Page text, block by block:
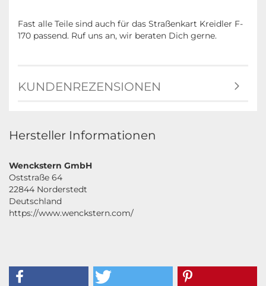
Fast alle Teile sind auch für das Straßenkart Kreidler F-
170 passend. Ruf uns an, wir beraten Dich gerne.
KUNDENREZENSIONEN
Hersteller Informationen
Wenckstern GmbH
Oststraße 64
22844 Norderstedt
Deutschland
https://www.wenckstern.com/